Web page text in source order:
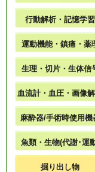
行動解析・記憶学習
運動機能・鎮痛・薬
生理・切片・生体信
血流計・血圧・画像
麻酔器/手術時使用機
魚類・生物(代謝･運
掘り出し物